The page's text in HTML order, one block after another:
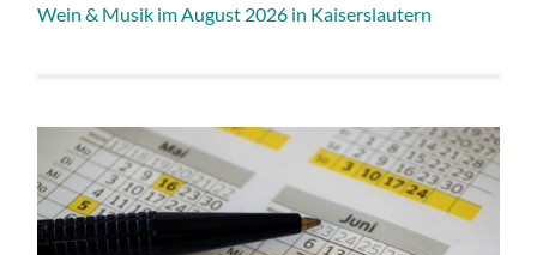
Wein & Musik im August 2026 in Kaiserslautern